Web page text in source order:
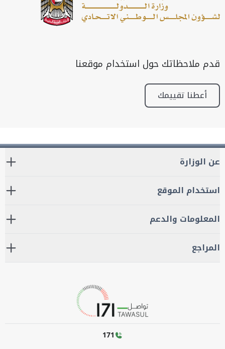
قدم ملاحظاتك حول استخدام موقعنا
أعطنا تقييمك
عن الوزارة
استخدام الموقع
المعلومات والدعم
المراجع
171